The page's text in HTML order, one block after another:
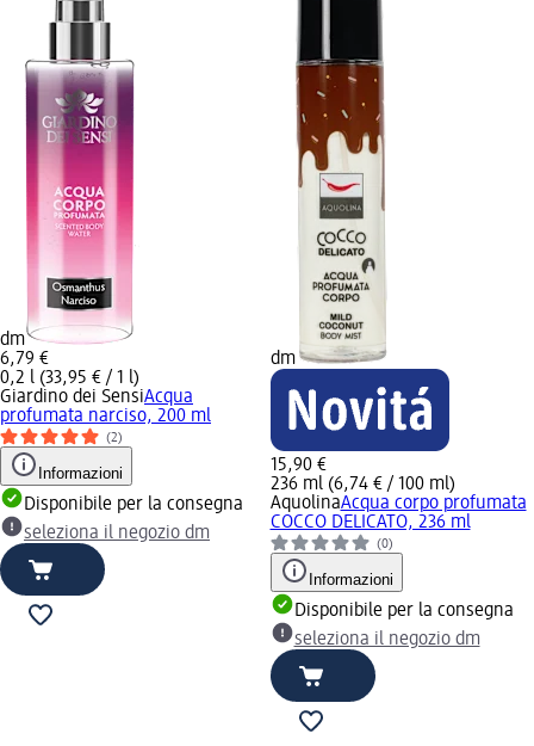
dm
6,79 €
0,2 l (33,95 € / 1 l)
Giardino dei SensiAcqua
profumata narciso, 200 ml
(2)
Informazioni
Disponibile per la consegna
seleziona il negozio dm
dm
15,90 €
236 ml (6,74 € / 100 ml)
AquolinaAcqua corpo profumata
COCCO DELICATO, 236 ml
(0)
Informazioni
Disponibile per la consegna
seleziona il negozio dm